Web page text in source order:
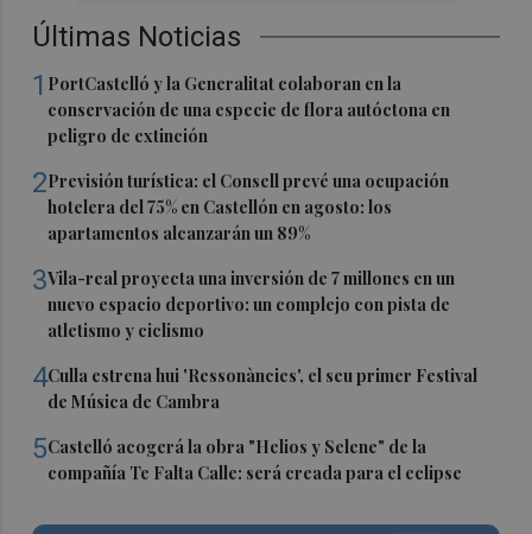
Últimas Noticias
1 PortCastelló y la Generalitat colaboran en la
conservación de una especie de flora autóctona en
peligro de extinción
2Previsión turística: el Consell prevé una ocupación
hotelera del 75% en Castellón en agosto: los
apartamentos alcanzarán un 89%
3Vila-real proyecta una inversión de 7 millones en un
nuevo espacio deportivo: un complejo con pista de
atletismo y ciclismo
4Culla estrena hui 'Ressonàncies', el seu primer Festival
de Música de Cambra
5Castelló acogerá la obra "Helios y Selene" de la
compañía Te Falta Calle: será creada para el eclipse